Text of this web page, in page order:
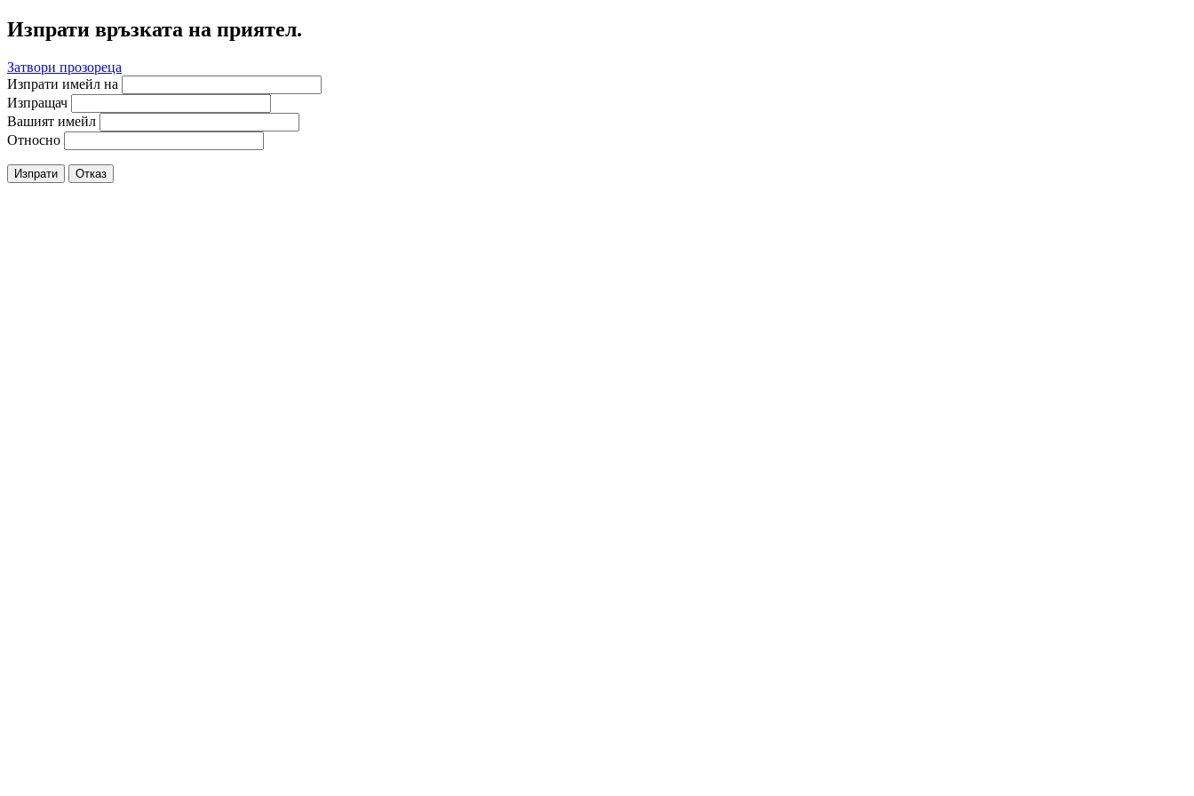
Изпрати връзката на приятел.
Затвори прозореца
Изпрати имейл на
Изпращач
Вашият имейл
Относно
Изпрати Отказ